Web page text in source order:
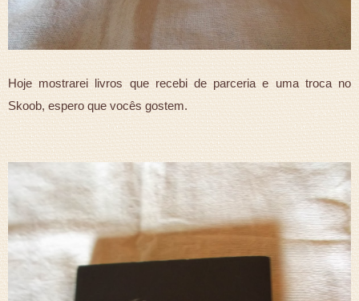
Hoje mostrarei livros que recebi de parceria e uma troca no
Skoob, espero que vocês gostem.